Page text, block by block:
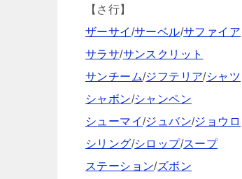
【さ行】
ザーサイ /サーベル/サファイア
サラサ/サンスクリット
サンチーム/ジフテリア/シャツ
シャボン/シャンペン
シューマイ/ジュバン/ジョウロ
シリング/シロップ/スープ
ステーション/ズボン